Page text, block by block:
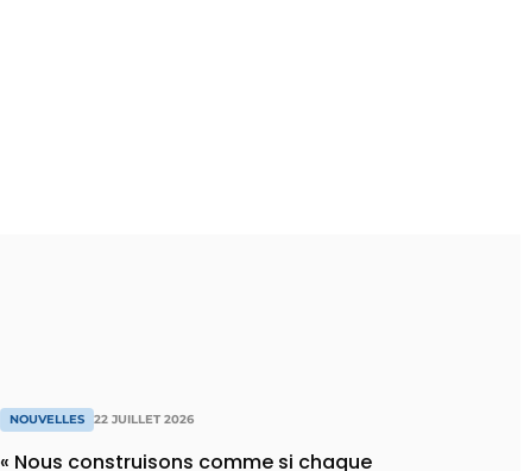
NOUVELLES 22 JUILLET 2026
« Nous construisons comme si chaque